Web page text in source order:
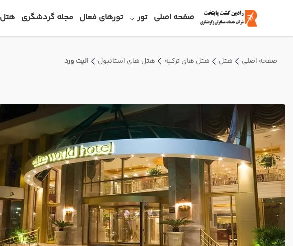
صفحه اصلی تور تورهای فعال مجله گردشگری هتل
صفحه اصلی هتل هتل های ترکیه هتل های استانبول الیت ورد